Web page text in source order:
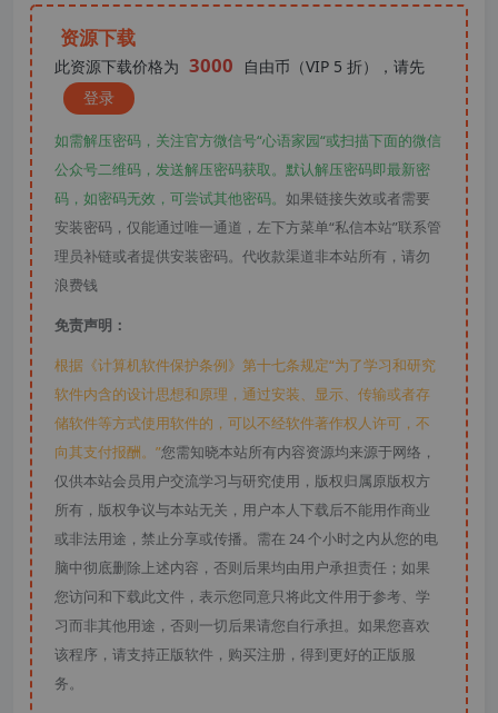
资源下载
此资源下载价格为 3000
自由币（VIP 5 折），请先
登录
如需解压密码，关注官方微信号“心语家园“或扫描下面的微信
公众号二维码，发送解压密码获取。默认解压密码即最新密
码，如密码无效，可尝试其他密码。 如果链接失效或者需要
安装密码，仅能通过唯一通道，左下方菜单“私信本站”联系管
理员补链或者提供安装密码。代收款渠道非本站所有，请勿
浪费钱
免责声明：
根据《计算机软件保护条例》第十七条规定“为了学习和研究
软件内含的设计思想和原理，通过安装、显示、传输或者存
储软件等方式使用软件的，可以不经软件著作权人许可，不
向其支付报酬。”您需知晓本站所有内容资源均来源于网络，
仅供本站会员用户交流学习与研究使用，版权归属原版权方
所有，版权争议与本站无关，用户本人下载后不能用作商业
或非法用途，禁止分享或传播。需在 24 个小时之内从您的电
脑中彻底删除上述内容，否则后果均由用户承担责任；如果
您访问和下载此文件，表示您同意只将此文件用于参考、学
习而非其他用途，否则一切后果请您自行承担。如果您喜欢
该程序，请支持正版软件，购买注册，得到更好的正版服
务。